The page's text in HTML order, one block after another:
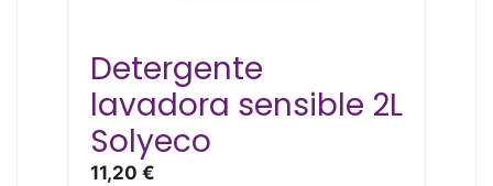
Detergente
lavadora sensible 2L
Solyeco
11,20 €